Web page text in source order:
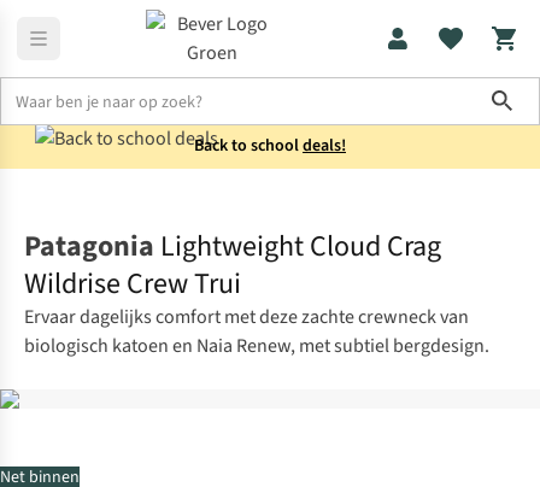
Back to schooldeals!
Net binnen
Patagonia Lightweight Cloud Crag
Wildrise Crew Trui
Ervaar dagelijks comfort met deze zachte crewneck van
biologisch katoen en Naia Renew, met subtiel bergdesign.